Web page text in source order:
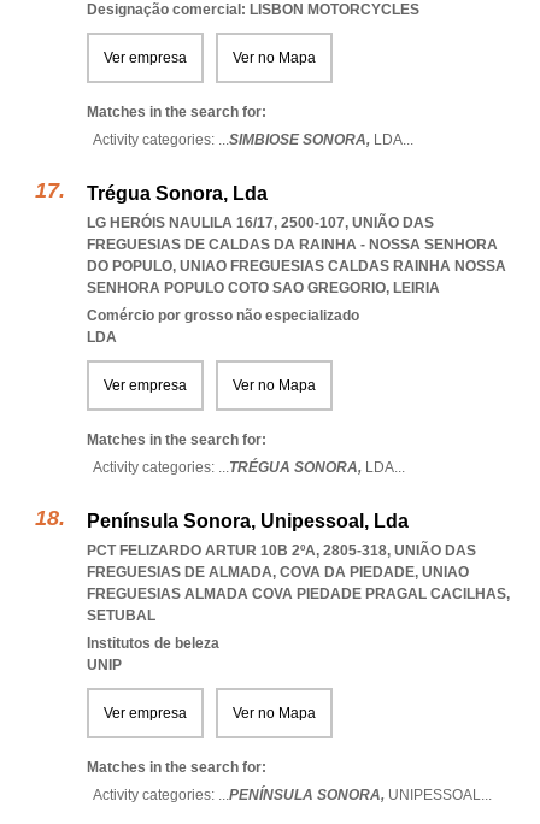
Designação comercial: LISBON MOTORCYCLES
Ver empresa Ver no Mapa
Matches in the search for:
Activity categories: ...SIMBIOSE SONORA, LDA...
Trégua Sonora, Lda
LG HERÓIS NAULILA 16/17, 2500-107, UNIÃO DAS
FREGUESIAS DE CALDAS DA RAINHA - NOSSA SENHORA
DO POPULO, UNIAO FREGUESIAS CALDAS RAINHA NOSSA
SENHORA POPULO COTO SAO GREGORIO, LEIRIA
Comércio por grosso não especializado
LDA
Ver empresa Ver no Mapa
Matches in the search for:
Activity categories: ...TRÉGUA SONORA, LDA...
Península Sonora, Unipessoal, Lda
PCT FELIZARDO ARTUR 10B 2ºA, 2805-318, UNIÃO DAS
FREGUESIAS DE ALMADA, COVA DA PIEDADE, UNIAO
FREGUESIAS ALMADA COVA PIEDADE PRAGAL CACILHAS,
SETUBAL
Institutos de beleza
UNIP
Ver empresa Ver no Mapa
Matches in the search for:
Activity categories: ...PENÍNSULA SONORA, UNIPESSOAL...